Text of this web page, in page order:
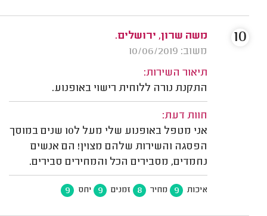
משה שרון, ירושלים.
משוב: 10/06/2019
תיאור השירות:
התקנת נורה ללוחית רישוי באופנוע.
חוות דעת:
אני מטפל באופנוע שלי מעל ל10 שנים במוסך
הפסגה והשירות שלהם מצוין! הם אנשים
נחמדים, מסבירים הכל והמחירים סבירים.
איכות 9 מחיר 8 זמנים 9 יחס 9
10